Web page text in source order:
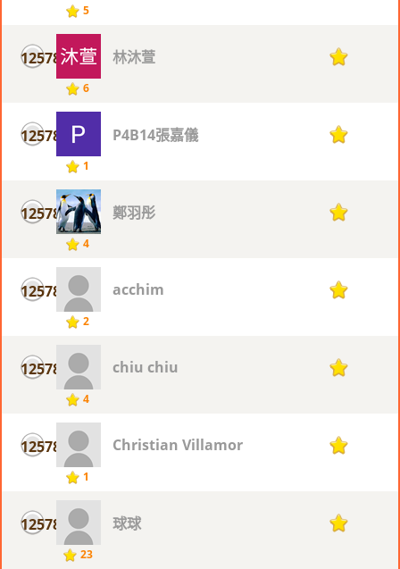
5
12578
6
林沐萱 1
12578
1
P4B14張嘉儀 1
12578
4
鄭羽彤 1
12578
2
acchim 1
12578
4
chiu chiu 1
12578
1
Christian Villamor 1
12578
23
球球 1